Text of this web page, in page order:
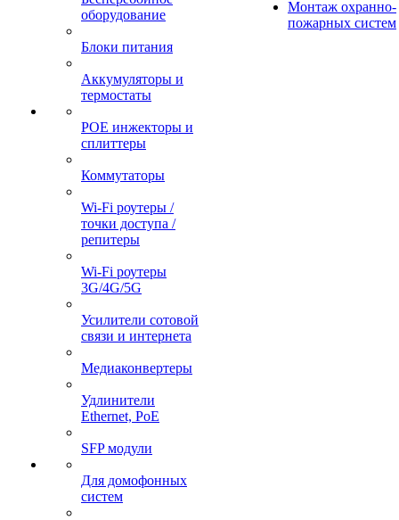
оборудование
Блоки питания
Аккумуляторы и
термостаты
POE инжекторы и
сплиттеры
Коммутаторы
Wi-Fi роутеры /
точки доступа /
репитеры
Wi-Fi роутеры
3G/4G/5G
Усилители сотовой
связи и интернета
Медиаконвертеры
Удлинители
Ethernet, PoE
SFP модули
Для домофонных
систем
Монтаж охранно-
пожарных систем